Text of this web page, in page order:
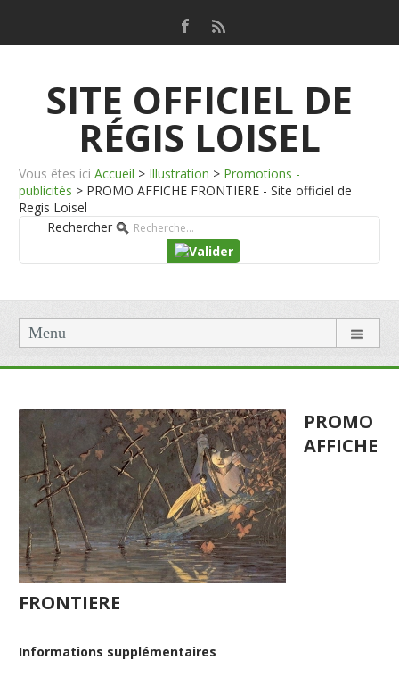
SITE OFFICIEL DE
RÉGIS LOISEL
Vous êtes ici Accueil > Illustration > Promotions -
publicités > PROMO AFFICHE FRONTIERE - Site officiel de
Regis Loisel
Rechercher
Menu
PROMO
AFFICHE
FRONTIERE
Informations supplémentaires